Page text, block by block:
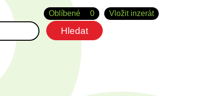
Vložit inzerát
Oblíbené 0